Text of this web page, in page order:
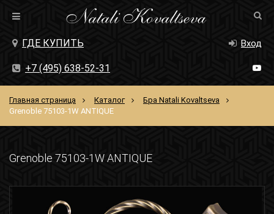
+7 (495) 638-52-31
ГДЕ КУПИТЬ Вход
Главная страница Каталог
Бра Natali Kovaltseva
Grenoble 75103-1W ANTIQUE
Grenoble 75103-1W ANTIQUE